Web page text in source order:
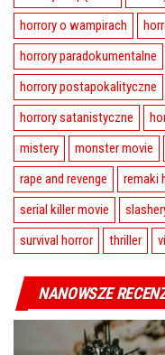
horrory o wampirach
horrory paradokumentalne
horrory postapokalityczne
horrory satanistyczne
mistery
monster movie
rape and revenge
remaki
serial killer movie
survival horror
thriller
NANOWSZE